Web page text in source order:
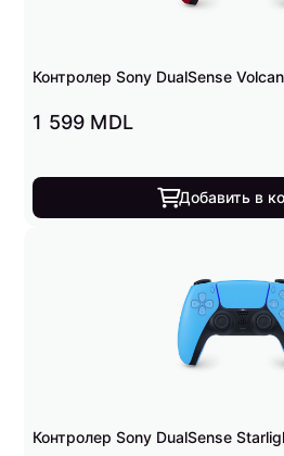
Контролер Sony DualSense
1 599 MDL
Добавить в
Контролер Sony DualSense